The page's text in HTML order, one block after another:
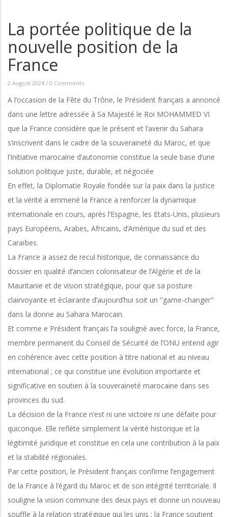
La portée politique de la
nouvelle position de la
France
2 August 2024 / 0 Comments
A l’occasion de la Fête du Trône, le Président français a annoncé
dans une lettre adressée à Sa Majesté le Roi MOHAMMED VI
que la France considère que le présent et l’avenir du Sahara
s’inscrivent dans le cadre de la souveraineté du Maroc, et que
l’Initiative marocaine d’autonomie constitue la seule base d’une
solution politique juste, durable, et négociée
En effet, la Diplomatie Royale fondée sur la paix dans la justice
et la vérité a emmené la France a renforcer la dynamique
internationale en cours, après l’Espagne, les Etats-Unis, plusieurs
pays Européens, Arabes, Africains, d’Amérique du sud et des
Caraïbes.
La France a assez de recul historique, de connaissance du
dossier en qualité d’ancien colonisateur de l’Algérie et de la
Mauritanie et de vision stratégique, pour que sa posture
clairvoyante et éclairante d’aujourd’hui soit un "game-changer"
dans la donne au Sahara Marocain.
Et comme e Président français l’a souligné avec force, la France,
membre permanent du Conseil de Sécurité de l’ONU entend agir
en cohérence avec cette position à titre national et au niveau
international ; ce qui constitue une évolution importante et
significative en soutien à la souveraineté marocaine dans ses
provinces du sud.
La décision de la France n’est ni une victoire ni une défaite pour
quiconque. Elle reflète simplement la vérité historique et la
légitimité juridique et constitue en cela une contribution à la paix
et la stabilité régionales.
Par cette position, le Président français confirme l’engagement
de la France à l’égard du Maroc et de son intégrité territoriale. Il
souligne la vision commune des deux pays et donne un nouveau
souffle à la relation stratégique qui les unis ; la France soutient